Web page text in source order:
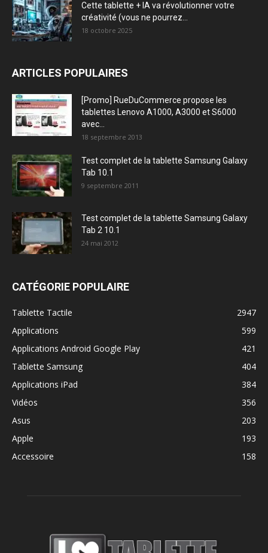
Cette tablette + IA va révolutionner votre
créativité (vous ne pourrez...
18 octobre 2025
ARTICLES POPULAIRES
[Promo] RueDuCommerce propose les
tablettes Lenovo A1000, A3000 et S6000
avec...
18 septembre 2013
Test complet de la tablette Samsung Galaxy
Tab 10.1
9 septembre 2011
Test complet de la tablette Samsung Galaxy
Tab 2 10.1
24 mai 2012
CATÉGORIE POPULAIRE
Tablette Tactile
2947
Applications
599
Applications Android Google Play
421
Tablette Samsung
404
Applications iPad
384
Vidéos
356
Asus
203
Apple
193
Accessoire
158